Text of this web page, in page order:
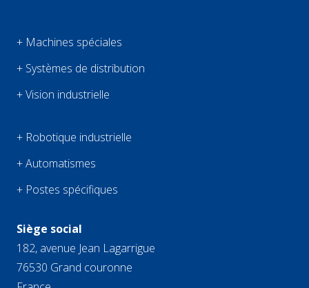
+ Machines spéciales
+ Systèmes de distribution
+ Vision industrielle
+ Robotique industrielle
+ Automatismes
+ Postes spécifiques
Siège social
182, avenue Jean Lagarrigue
76530 Grand couronne